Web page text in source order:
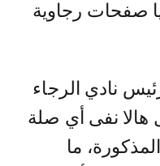
صفحات رجاوية
نادي الرجاء
هالا نفى أي صلة
ما